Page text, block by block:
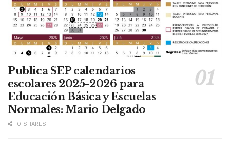
Publica SEP calendarios
escolares 2025-2026 para
Educación Básica y Escuelas
Normales: Mario Delgado
0 SHARES